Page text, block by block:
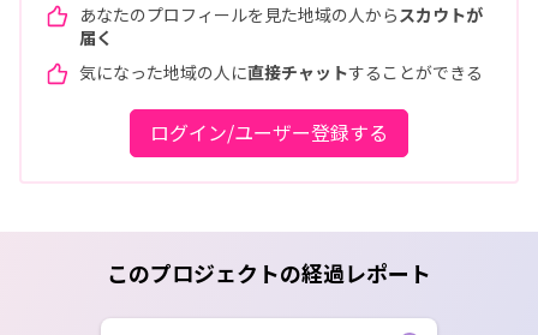
あなたのプロフィールを見た地域の人から スカウトが
届く
気になった地域の人に直接チャットすることができる
ログイン/ユーザー登録する
このプロジェクトの経過レポート